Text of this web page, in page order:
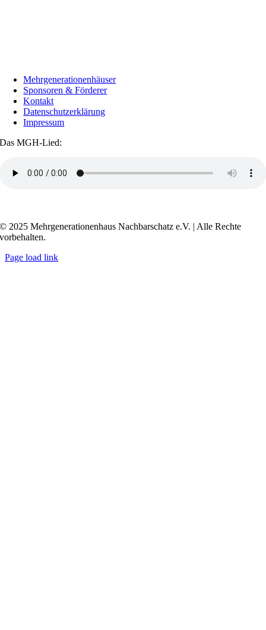
Mehrgenerationenhäuser
Sponsoren & Förderer
Kontakt
Datenschutzerklärung
Impressum
Das MGH-Lied:
© 2025 Mehrgenerationenhaus Nachbarschatz e.V. | Alle Rechte
vorbehalten.
Page load link